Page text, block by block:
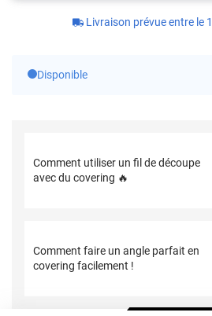
Livraison prévue entre le
Disponible
Comment utiliser un fil de découpe
avec du covering 🔥
Comment faire un angle parfait en
covering facilement !